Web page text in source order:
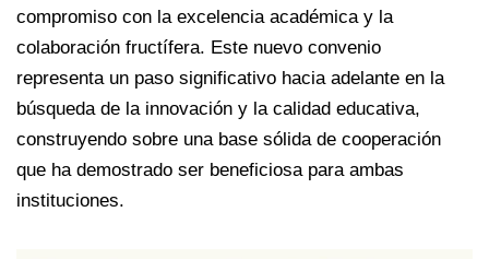
compromiso con la excelencia académica y la
colaboración fructífera. Este nuevo convenio
representa un paso significativo hacia adelante en la
búsqueda de la innovación y la calidad educativa,
construyendo sobre una base sólida de cooperación
que ha demostrado ser beneficiosa para ambas
instituciones.